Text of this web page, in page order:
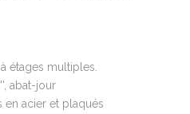
étages multiples.
abat-jour
en acier et plaqués